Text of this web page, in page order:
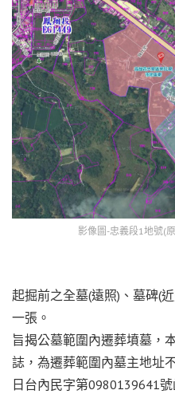
影像圖-忠義段1地號(
起掘前之全墓(遠照)、墓碑(
一張。
旨揭公墓範圍內遷葬墳墓，
誌，為遷葬範圍內墓主地址
日台內民字第0980139641